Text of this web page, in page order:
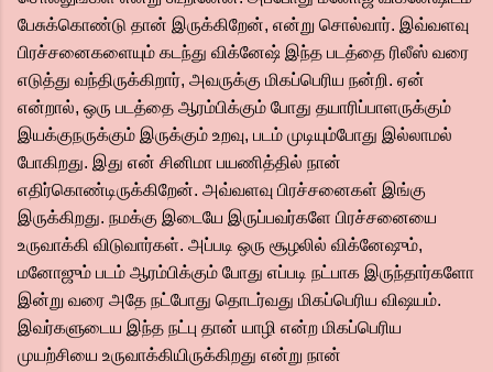
பேசுக்கொண்டு தான் இருக்கிறேன், என்று சொல்வார். இவ்வளவு
பிரச்சனைகளையும் கடந்து விக்னேஷ் இந்த படத்தை ரிலீஸ் வரை
எடுத்து வந்திருக்கிறார், அவருக்கு மிகப்பெரிய நன்றி. ஏன்
என்றால், ஒரு படத்தை ஆரம்பிக்கும் போது தயாரிப்பாளருக்கும்
இயக்குநருக்கும் இருக்கும் உறவு, படம் முடியும்போது இல்லாமல்
போகிறது. இது என் சினிமா பயணித்தில் நான்
எதிர்கொண்டிருக்கிறேன். அவ்வளவு பிரச்சனைகள் இங்கு
இருக்கிறது. நமக்கு இடையே இருப்பவர்களே பிரச்சனையை
உருவாக்கி விடுவார்கள். அப்படி ஒரு சூழலில் விக்னேஷும்,
மனோஜும் படம் ஆரம்பிக்கும் போது எப்படி நட்பாக இருந்தார்களோ
இன்று வரை அதே நட்போது தொடர்வது மிகப்பெரிய விஷயம்.
இவர்களுடைய இந்த நட்பு தான் யாழி என்ற மிகப்பெரிய
முயற்சியை உருவாக்கியிருக்கிறது என்று நான்